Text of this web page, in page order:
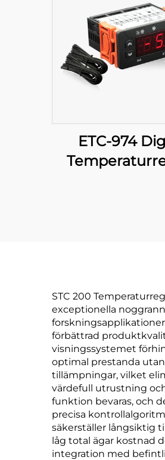
ETC-974
STC 200
exceptionella
förbättrad
visningssystemet
optimal prestanda
tillämpningar, vilket
värdefull utrustning
funktion bevaras, och
precisa
säkerställer långsiktig
låg total ägar kostnad
integration med